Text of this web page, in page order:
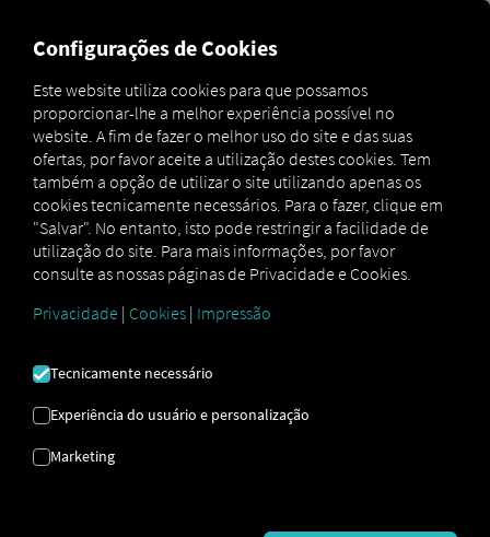
Marketplace Connectors Volvo Connect How to
VOLVO
INTEGRAÇÃO
Instruções passo a passo para
conectar.
Configurações de Cookies
Este website utiliza cookies para que possamos
proporcionar-lhe a melhor experiência possível no
website. A fim de fazer o melhor uso do site e das suas
ofertas, por favor aceite a utilização destes cookies. Tem
também a opção de utilizar o site utilizando apenas os
cookies tecnicamente necessários. Para o fazer, clique em
"Salvar". No entanto, isto pode restringir a facilidade de
utilização do site. Para mais informações, por favor
consulte as nossas páginas de Privacidade e Cookies.
Privacidade | Cookies | Impressão
Tecnicamente necessário
Experiência do usuário e personalização
Marketing